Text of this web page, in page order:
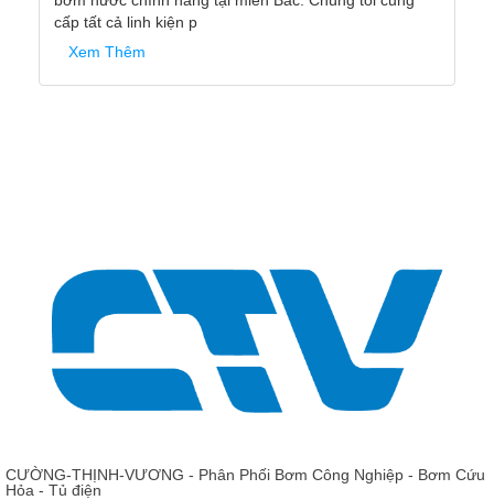
cấp tất cả linh kiện p
Xem Thêm
CƯỜNG-THỊNH-VƯƠNG - Phân Phối Bơm Công Nghiệp - Bơm Cứu
Hỏa - Tủ điện